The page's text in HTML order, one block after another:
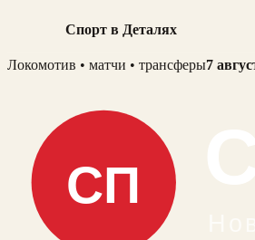
Спорт в Деталях
Skip
Локомотив • матчи • трансферы7